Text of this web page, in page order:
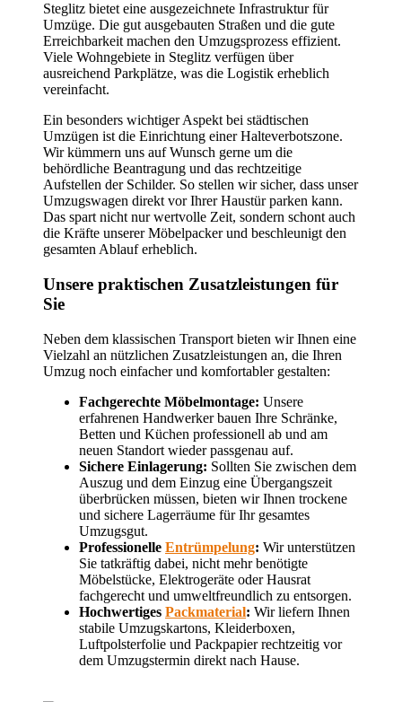
Steglitz bietet eine ausgezeichnete Infrastruktur für
Umzüge. Die gut ausgebauten Straßen und die gute
Erreichbarkeit machen den Umzugsprozess effizient.
Viele Wohngebiete in Steglitz verfügen über
ausreichend Parkplätze, was die Logistik erheblich
vereinfacht.
Ein besonders wichtiger Aspekt bei städtischen
Umzügen ist die Einrichtung einer Halteverbotszone.
Wir kümmern uns auf Wunsch gerne um die
behördliche Beantragung und das rechtzeitige
Aufstellen der Schilder. So stellen wir sicher, dass unser
Umzugswagen direkt vor Ihrer Haustür parken kann.
Das spart nicht nur wertvolle Zeit, sondern schont auch
die Kräfte unserer Möbelpacker und beschleunigt den
gesamten Ablauf erheblich.
Unsere praktischen Zusatzleistungen für
Sie
Neben dem klassischen Transport bieten wir Ihnen eine
Vielzahl an nützlichen Zusatzleistungen an, die Ihren
Umzug noch einfacher und komfortabler gestalten:
Fachgerechte Möbelmontage: Unsere
erfahrenen Handwerker bauen Ihre Schränke,
Betten und Küchen professionell ab und am
neuen Standort wieder passgenau auf.
Sichere Einlagerung: Sollten Sie zwischen dem
Auszug und dem Einzug eine Übergangszeit
überbrücken müssen, bieten wir Ihnen trockene
und sichere Lagerräume für Ihr gesamtes
Umzugsgut.
Professionelle Entrümpelung: Wir unterstützen
Sie tatkräftig dabei, nicht mehr benötigte
Möbelstücke, Elektrogeräte oder Hausrat
fachgerecht und umweltfreundlich zu entsorgen.
Hochwertiges Packmaterial: Wir liefern Ihnen
stabile Umzugskartons, Kleiderboxen,
Luftpolsterfolie und Packpapier rechtzeitig vor
dem Umzugstermin direkt nach Hause.